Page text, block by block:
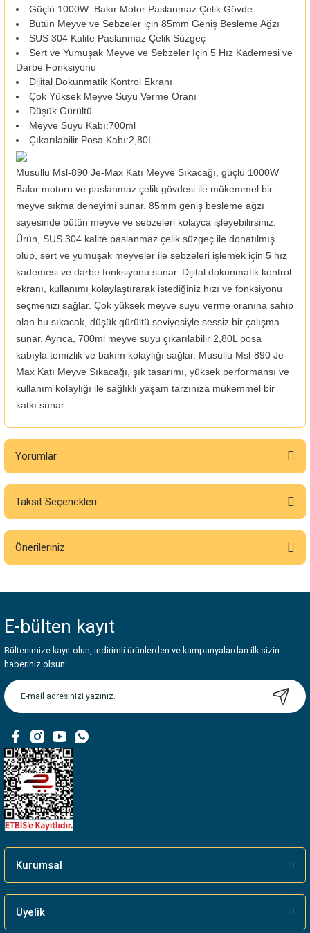
Güçlü 1000W Bakır Motor Paslanmaz Çelik Gövde
Bütün Meyve ve Sebzeler için 85mm Geniş Besleme Ağzı
SUS 304 Kalite Paslanmaz Çelik Süzgeç
Sert ve Yumuşak Meyve ve Sebzeler İçin 5 Hız Kademesi ve
Darbe Fonksiyonu
Dijital Dokunmatik Kontrol Ekranı
Çok Yüksek Meyve Suyu Verme Oranı
Düşük Gürültü
Meyve Suyu Kabı:700ml
Çıkarılabilir Posa Kabı:2,80L
Musullu Msl-890 Je-Max Katı Meyve Sıkacağı, güçlü 1000W
Bakır motoru ve paslanmaz çelik gövdesi ile mükemmel bir
meyve sıkma deneyimi sunar. 85mm geniş besleme ağzı
sayesinde bütün meyve ve sebzeleri kolayca işleyebilirsiniz.
Ürün, SUS 304 kalite paslanmaz çelik süzgeç ile donatılmış
olup, sert ve yumuşak meyveler ile sebzeleri işlemek için 5 hız
kademesi ve darbe fonksiyonu sunar. Dijital dokunmatik kontrol
ekranı, kullanımı kolaylaştırarak istediğiniz hızı ve fonksiyonu
seçmenizi sağlar. Çok yüksek meyve suyu verme oranına sahip
olan bu sıkacak, düşük gürültü seviyesiyle sessiz bir çalışma
sunar. Ayrıca, 700ml meyve suyu çıkarılabilir 2,80L posa
kabıyla temizlik ve bakım kolaylığı sağlar. Musullu Msl-890 Je-
Max Katı Meyve Sıkacağı, şık tasarımı, yüksek performansı ve
kullanım kolaylığı ile sağlıklı yaşam tarzınıza mükemmel bir
katkı sunar.
Yorumlar
Bu ürüne ilk yorumu siz yapın!
Taksit Seçenekleri
Önerileriniz
Görüş ve önerileriniz için teşekkür ederiz.
Ürün resmi kalitesiz, bozuk veya görüntülenemiyor.
Ürün açıklamasında eksik bilgiler bulunuyor.
Ürün bilgilerinde hatalar bulunuyor.
Bu ürüne benzer farklı alternatifler olmalı.
E-bülten kayıt
Bültenimize kayıt olun, indirimli ürünlerden ve kampanyalardan ilk sizin
haberiniz olsun!
Kurumsal
Üyelik